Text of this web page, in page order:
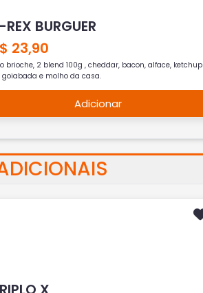
REX BURGUER
23,90
brioche, 2 blend 100g , cheddar, bacon, alface, ketchup
goiabada e molho da casa.
Adicionar